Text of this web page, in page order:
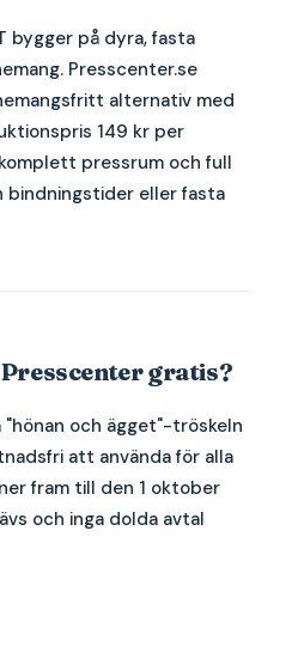
bygger på dyra, fasta
Presscenter.se
alternativ med
149 kr per
pressrum och full
bindningstider eller fasta
gratis?
och ägget"-tröskeln
att använda för alla
fram till den 1 oktober
och inga dolda avtal